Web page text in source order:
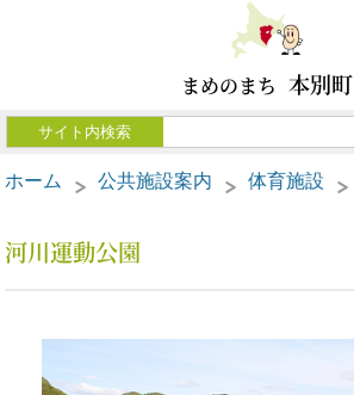
まめのまち 本別町
ホーム 公共施設案内 体育施設
河川運動公園